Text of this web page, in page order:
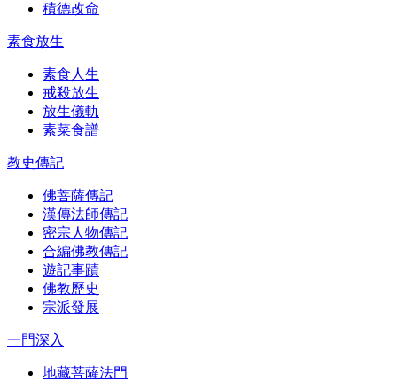
積德改命
素食放生
素食人生
戒殺放生
放生儀軌
素菜食譜
教史傳記
佛菩薩傳記
漢傳法師傳記
密宗人物傳記
合編佛教傳記
遊記事蹟
佛教歷史
宗派發展
一門深入
地藏菩薩法門